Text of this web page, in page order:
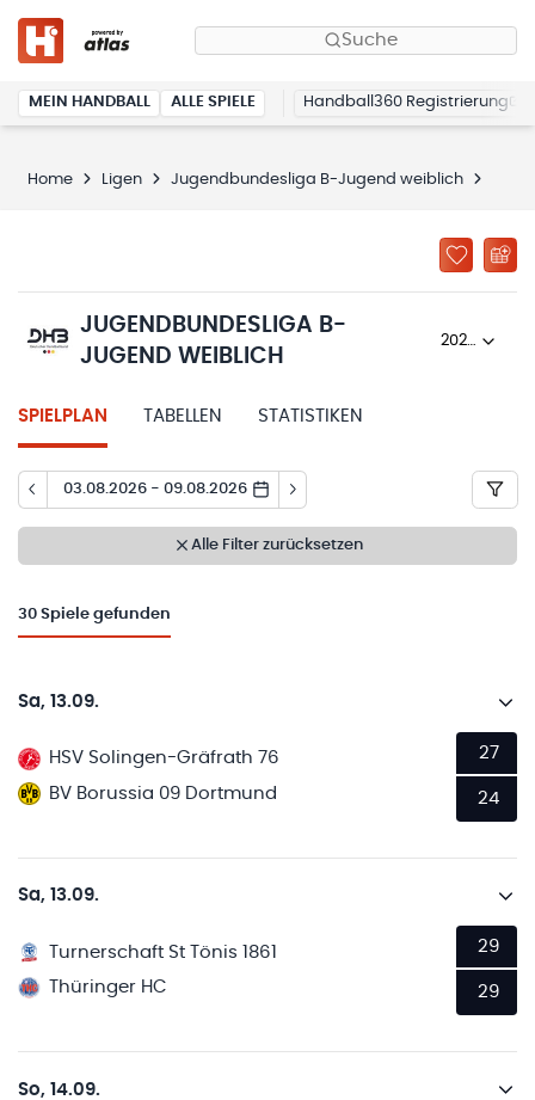
Suche
MEIN HANDBALL ALLE SPIELE Handball360 Registrierung
Home Ligen Jugendbundesliga B-Jugend weiblich
JUGENDBUNDESLIGA B-
JUGEND WEIBLICH
2025/26
SPIELPLAN TABELLEN STATISTIKEN
03.08.2026 - 09.08.2026
Alle Filter zurücksetzen
30 Spiele gefunden
Sa, 13.09.
HSV Solingen-Gräfrath 76
BV Borussia 09 Dortmund
27
24
Sa, 13.09.
Turnerschaft St Tönis 1861
Thüringer HC
29
29
So, 14.09.